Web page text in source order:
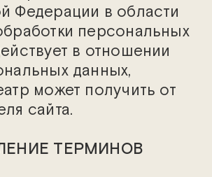
Федерации в области
персональных
в отношении
данных,
может получить от
сайта.
ТЕРМИНОВ